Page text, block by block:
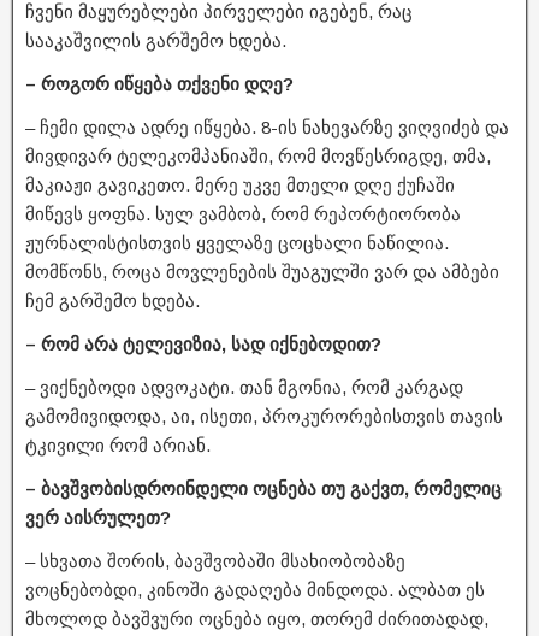
ჩვენი მაყურებლები პირველები იგებენ, რაც
სააკაშვილის გარშემო ხდება.
– როგორ იწყება თქვენი დღე?
– ჩემი დილა ადრე იწყება. 8-ის ნახევარზე ვიღვიძებ და
მივდივარ ტელეკომპანიაში, რომ მოვწესრიგდე, თმა,
მაკიაჟი გავიკეთო. მერე უკვე მთელი დღე ქუჩაში
მიწევს ყოფნა. სულ ვამბობ, რომ რეპორტიორობა
ჟურნალისტისთვის ყველაზე ცოცხალი ნაწილია.
მომწონს, როცა მოვლენების შუაგულში ვარ და ამბები
ჩემ გარშემო ხდება.
– რომ არა ტელევიზია, სად იქნებოდით?
– ვიქნებოდი ადვოკატი. თან მგონია, რომ კარგად
გამომივიდოდა, აი, ისეთი, პროკურორებისთვის თავის
ტკივილი რომ არიან.
– ბავშვობისდროინდელი ოცნება თუ გაქვთ, რომელიც
ვერ აისრულეთ?
– სხვათა შორის, ბავშვობაში მსახიობობაზე
ვოცნებობდი, კინოში გადაღება მინდოდა. ალბათ ეს
მხოლოდ ბავშვური ოცნება იყო, თორემ ძირითადად,